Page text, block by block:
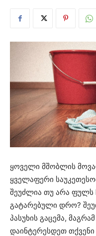
ყოველი მშობლის
ყველაფერი
შეუძლია თუ არა ფულს
გატარებული დრო?
პასუხის გაცემა,
დაინტერესდეთ